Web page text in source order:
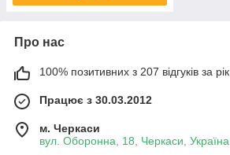
Про нас
100% позитивних з 207 відгуків за рік
Працює з 30.03.2012
м. Черкаси
вул. Оборонна, 18, Черкаси, Україна